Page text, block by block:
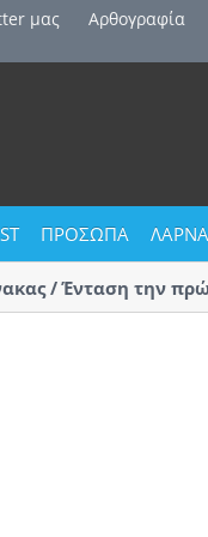
μας Αρθογραφία
ΠΡΟΣΩΠΑ
/ Ένταση την πρώτη
οδηγοί